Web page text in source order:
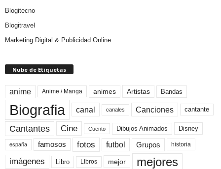
Blogitecno
Blogitravel
Marketing Digital & Publicidad Online
Nube de Etiquetas
anime Anime / Manga animes Artistas Bandas
Biografia canal canales Canciones cantante
Cantantes Cine Cuento Dibujos Animados Disney
españa famosos fotos futbol Grupos historia
imágenes Libro Libros mejor mejores